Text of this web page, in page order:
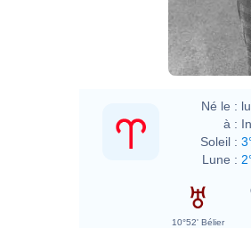
Né le :
à :
Soleil :
Lune :
10°52' Bélier